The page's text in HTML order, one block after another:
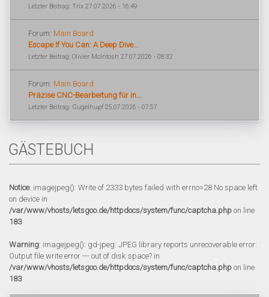
Letzter Beitrag: Trix 27.07.2026 - 16:49
Forum: Main Board
Escape If You Can: A Deep Dive...
Letzter Beitrag: Olivier McIntosh 27.07.2026 - 08:32
Forum: Main Board
Präzise CNC-Bearbeitung für in...
Letzter Beitrag: Gugelhupf 25.07.2026 - 07:57
GÄSTEBUCH
Notice: imagejpeg(): Write of 2333 bytes failed with errno=28 No space left
on device in
/var/www/vhosts/letsgoo.de/httpdocs/system/func/captcha.php on line
183
Warning: imagejpeg(): gd-jpeg: JPEG library reports unrecoverable error:
Output file write error --- out of disk space? in
/var/www/vhosts/letsgoo.de/httpdocs/system/func/captcha.php on line
183